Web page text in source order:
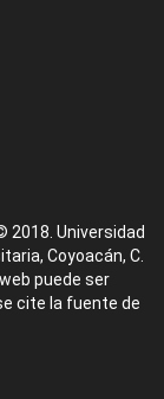
2018. Universidad
Coyoacán, C.
puede ser
cite la fuente de